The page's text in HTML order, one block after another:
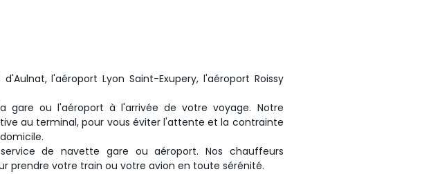
l'aéroport Lyon Saint-Exupery, l'aéroport Roissy
gare ou l'aéroport à l'arrivée de votre voyage. Notre
au terminal, pour vous éviter l'attente et la contrainte
de navette gare ou aéroport. Nos chauffeurs
prendre votre train ou votre avion en toute sérénité.